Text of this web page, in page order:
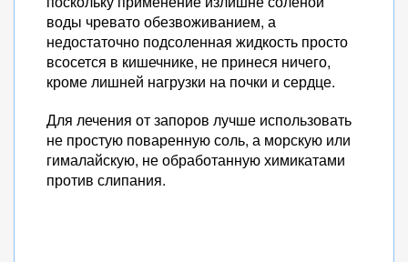
воды чревато обезвоживанием, а
недостаточно подсоленная жидкость просто
всосется в кишечнике, не принеся ничего,
кроме лишней нагрузки на почки и сердце.
Для лечения от запоров лучше использовать
не простую поваренную соль, а морскую или
гималайскую, не обработанную химикатами
против слипания.